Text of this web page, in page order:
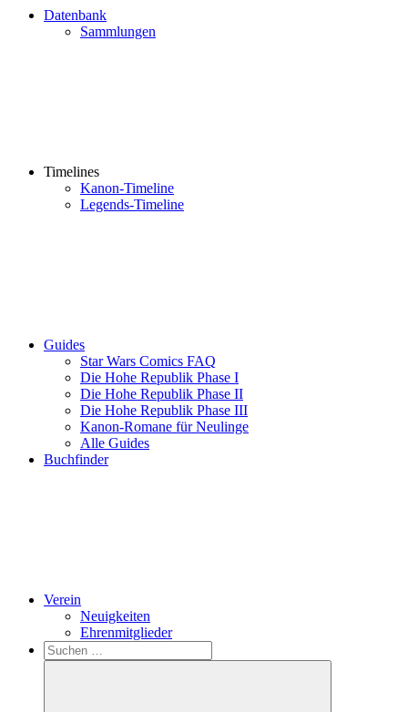
Datenbank
Sammlungen
Timelines
Kanon-Timeline
Legends-Timeline
Guides
Star Wars Comics FAQ
Die Hohe Republik Phase I
Die Hohe Republik Phase II
Die Hohe Republik Phase III
Kanon-Romane für Neulinge
Alle Guides
Buchfinder
Verein
Neuigkeiten
Ehrenmitglieder
Search
Suchen
nach: